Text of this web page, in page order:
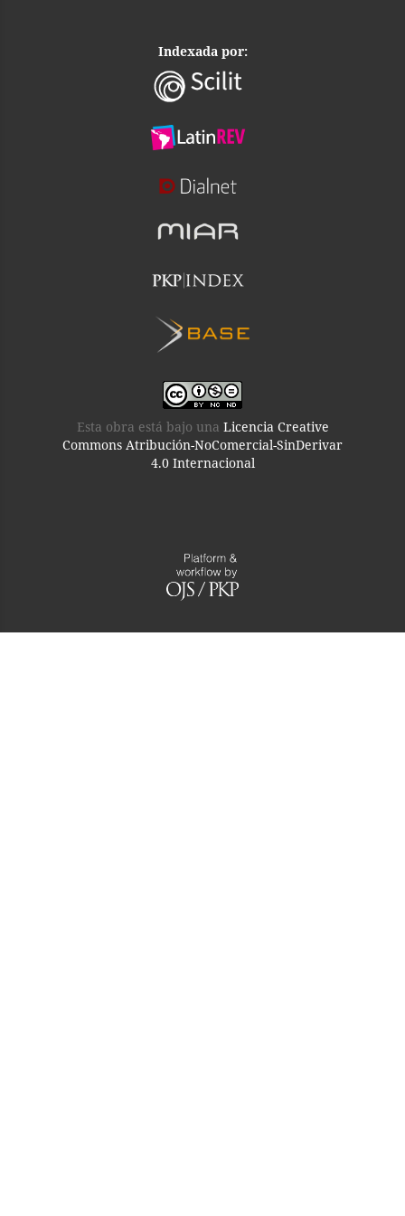
Indexada por:
Esta obra está bajo una Licencia Creative
Commons Atribución-NoComercial-SinDerivar
4.0 Internacional